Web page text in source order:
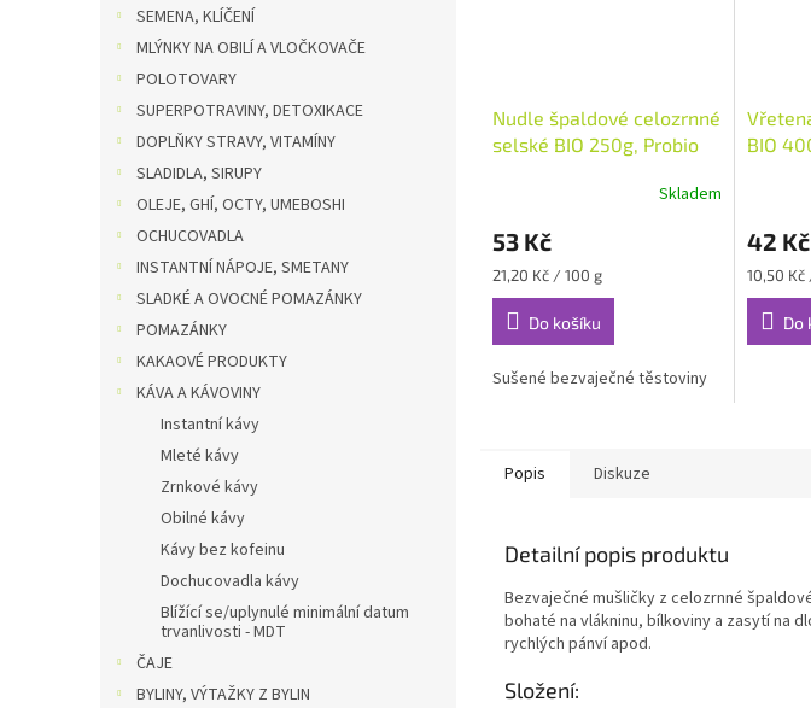
SEMENA, KLÍČENÍ
MLÝNKY NA OBILÍ A VLOČKOVAČE
POLOTOVARY
SUPERPOTRAVINY, DETOXIKACE
DOPLŇKY STRAVY, VITAMÍNY
SLADIDLA, SIRUPY
OLEJE, GHÍ, OCTY, UMEBOSHI
OCHUCOVADLA
INSTANTNÍ NÁPOJE, SMETANY
SLADKÉ A OVOCNÉ POMAZÁNKY
POMAZÁNKY
KAKAOVÉ PRODUKTY
KÁVA A KÁVOVINY
Instantní kávy
Mleté kávy
Zrnkové kávy
Obilné kávy
Kávy bez kofeinu
Dochucovadla kávy
Blížící se/uplynulé minimální datum
trvanlivosti - MDT
ČAJE
BYLINY, VÝTAŽKY Z BYLIN
Nudle špaldové celozrnné
selské BIO 250g, Probio
Skladem
53 Kč
Měrná
cena:
21,20 Kč / 100 g
Do košíku
Sušené bezvaječné těstoviny
BIO
42 Kč
Měrná
cena:
10,50 Kč
Do
Popis Diskuze
Detailní popis produktu
Bezvaječné mušličky z celozrnné
bohaté na vlákninu, bílkoviny a zasytí na
rychlých pánví apod.
Složení: